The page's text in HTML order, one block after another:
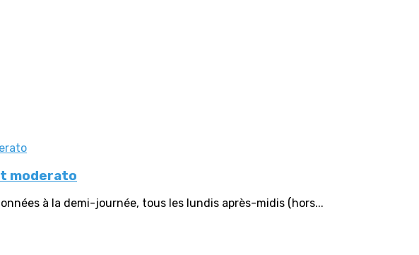
moderato
à la demi-journée, tous les lundis après-midis (hors...